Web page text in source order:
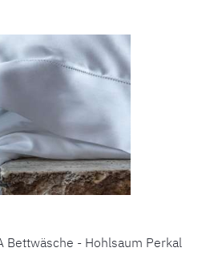
Bettwäsche - Hohlsaum Perkal